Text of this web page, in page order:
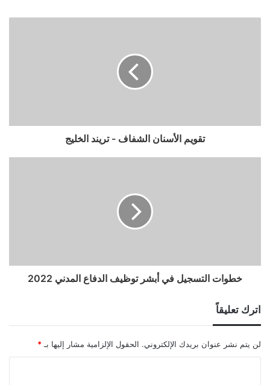
تقويم الأسنان الشفاف - تريند الخليج
خطوات التسجيل في أبشر توظيف الدفاع المدني 2022
اترك تعليقاً
لن يتم نشر عنوان بريدك الإلكتروني. الحقول الإلزامية مشار إليها بـ *